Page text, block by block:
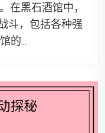
在黑石酒馆中，
斗，包括各种强
的...